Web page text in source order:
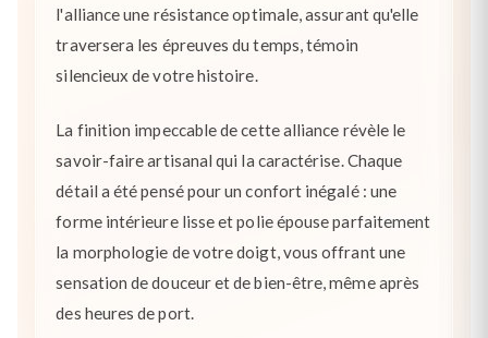
l'alliance une résistance optimale, assurant qu'elle
traversera les épreuves du temps, témoin
silencieux de votre histoire.
La finition impeccable de cette alliance révèle le
savoir-faire artisanal qui la caractérise. Chaque
détail a été pensé pour un confort inégalé : une
forme intérieure lisse et polie épouse parfaitement
la morphologie de votre doigt, vous offrant une
sensation de douceur et de bien-être, même après
des heures de port.